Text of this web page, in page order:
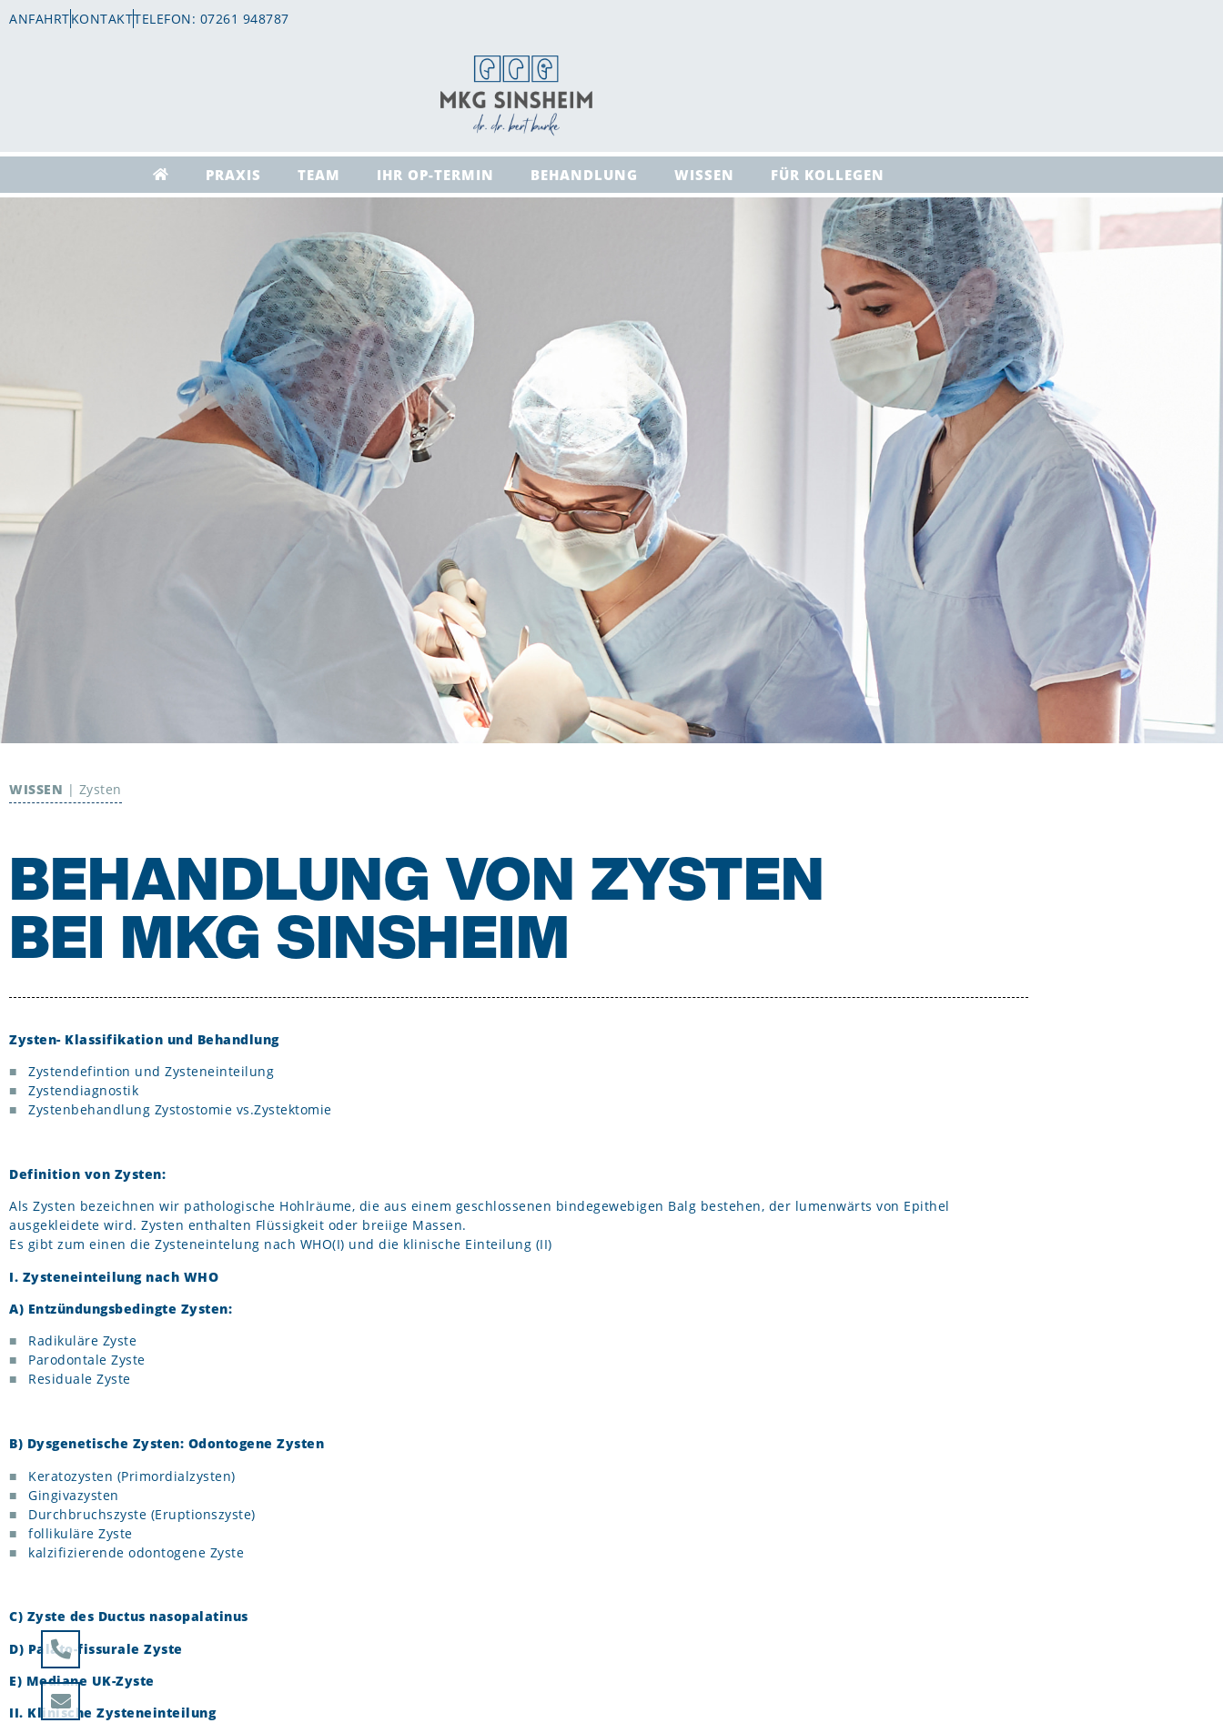
ANFAHRTKONTAKTTELEFON: 07261 948787
PRAXIS TEAM IHR OP-TERMIN BEHANDLUNG WISSEN FÜR KOLLEGEN
WISSEN | Zysten
BEHANDLUNG VON ZYSTEN
BEI MKG SINSHEIM
Zysten- Klassifikation und Behandlung
Zystendefintion und Zysteneinteilung
Zystendiagnostik
Zystenbehandlung Zystostomie vs.Zystektomie
Definition von Zysten:
Als Zysten bezeichnen wir pathologische Hohlräume, die aus einem geschlossenen bindegewebigen Balg bestehen, der lumenwärts von Epithel
ausgekleidete wird. Zysten enthalten Flüssigkeit oder breiige Massen.
Es gibt zum einen die Zysteneintelung nach WHO(I) und die klinische Einteilung (II)
I. Zysteneinteilung nach WHO
A) Entzündungsbedingte Zysten:
Radikuläre Zyste
Parodontale Zyste
Residuale Zyste
B) Dysgenetische Zysten: Odontogene Zysten
Keratozysten (Primordialzysten)
Gingivazysten
Durchbruchszyste (Eruptionszyste)
follikuläre Zyste
kalzifizierende odontogene Zyste
C) Zyste des Ductus nasopalatinus
D) Palato-fissurale Zyste
E) Mediane UK-Zyste
II. Klinische Zysteneinteilung